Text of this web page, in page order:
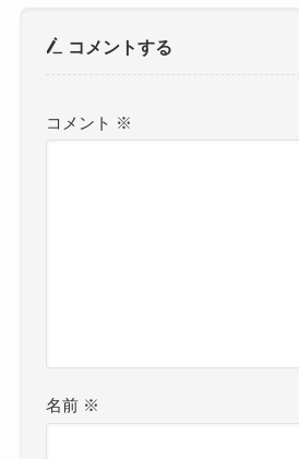
コメントする
コメント ※
名前 ※